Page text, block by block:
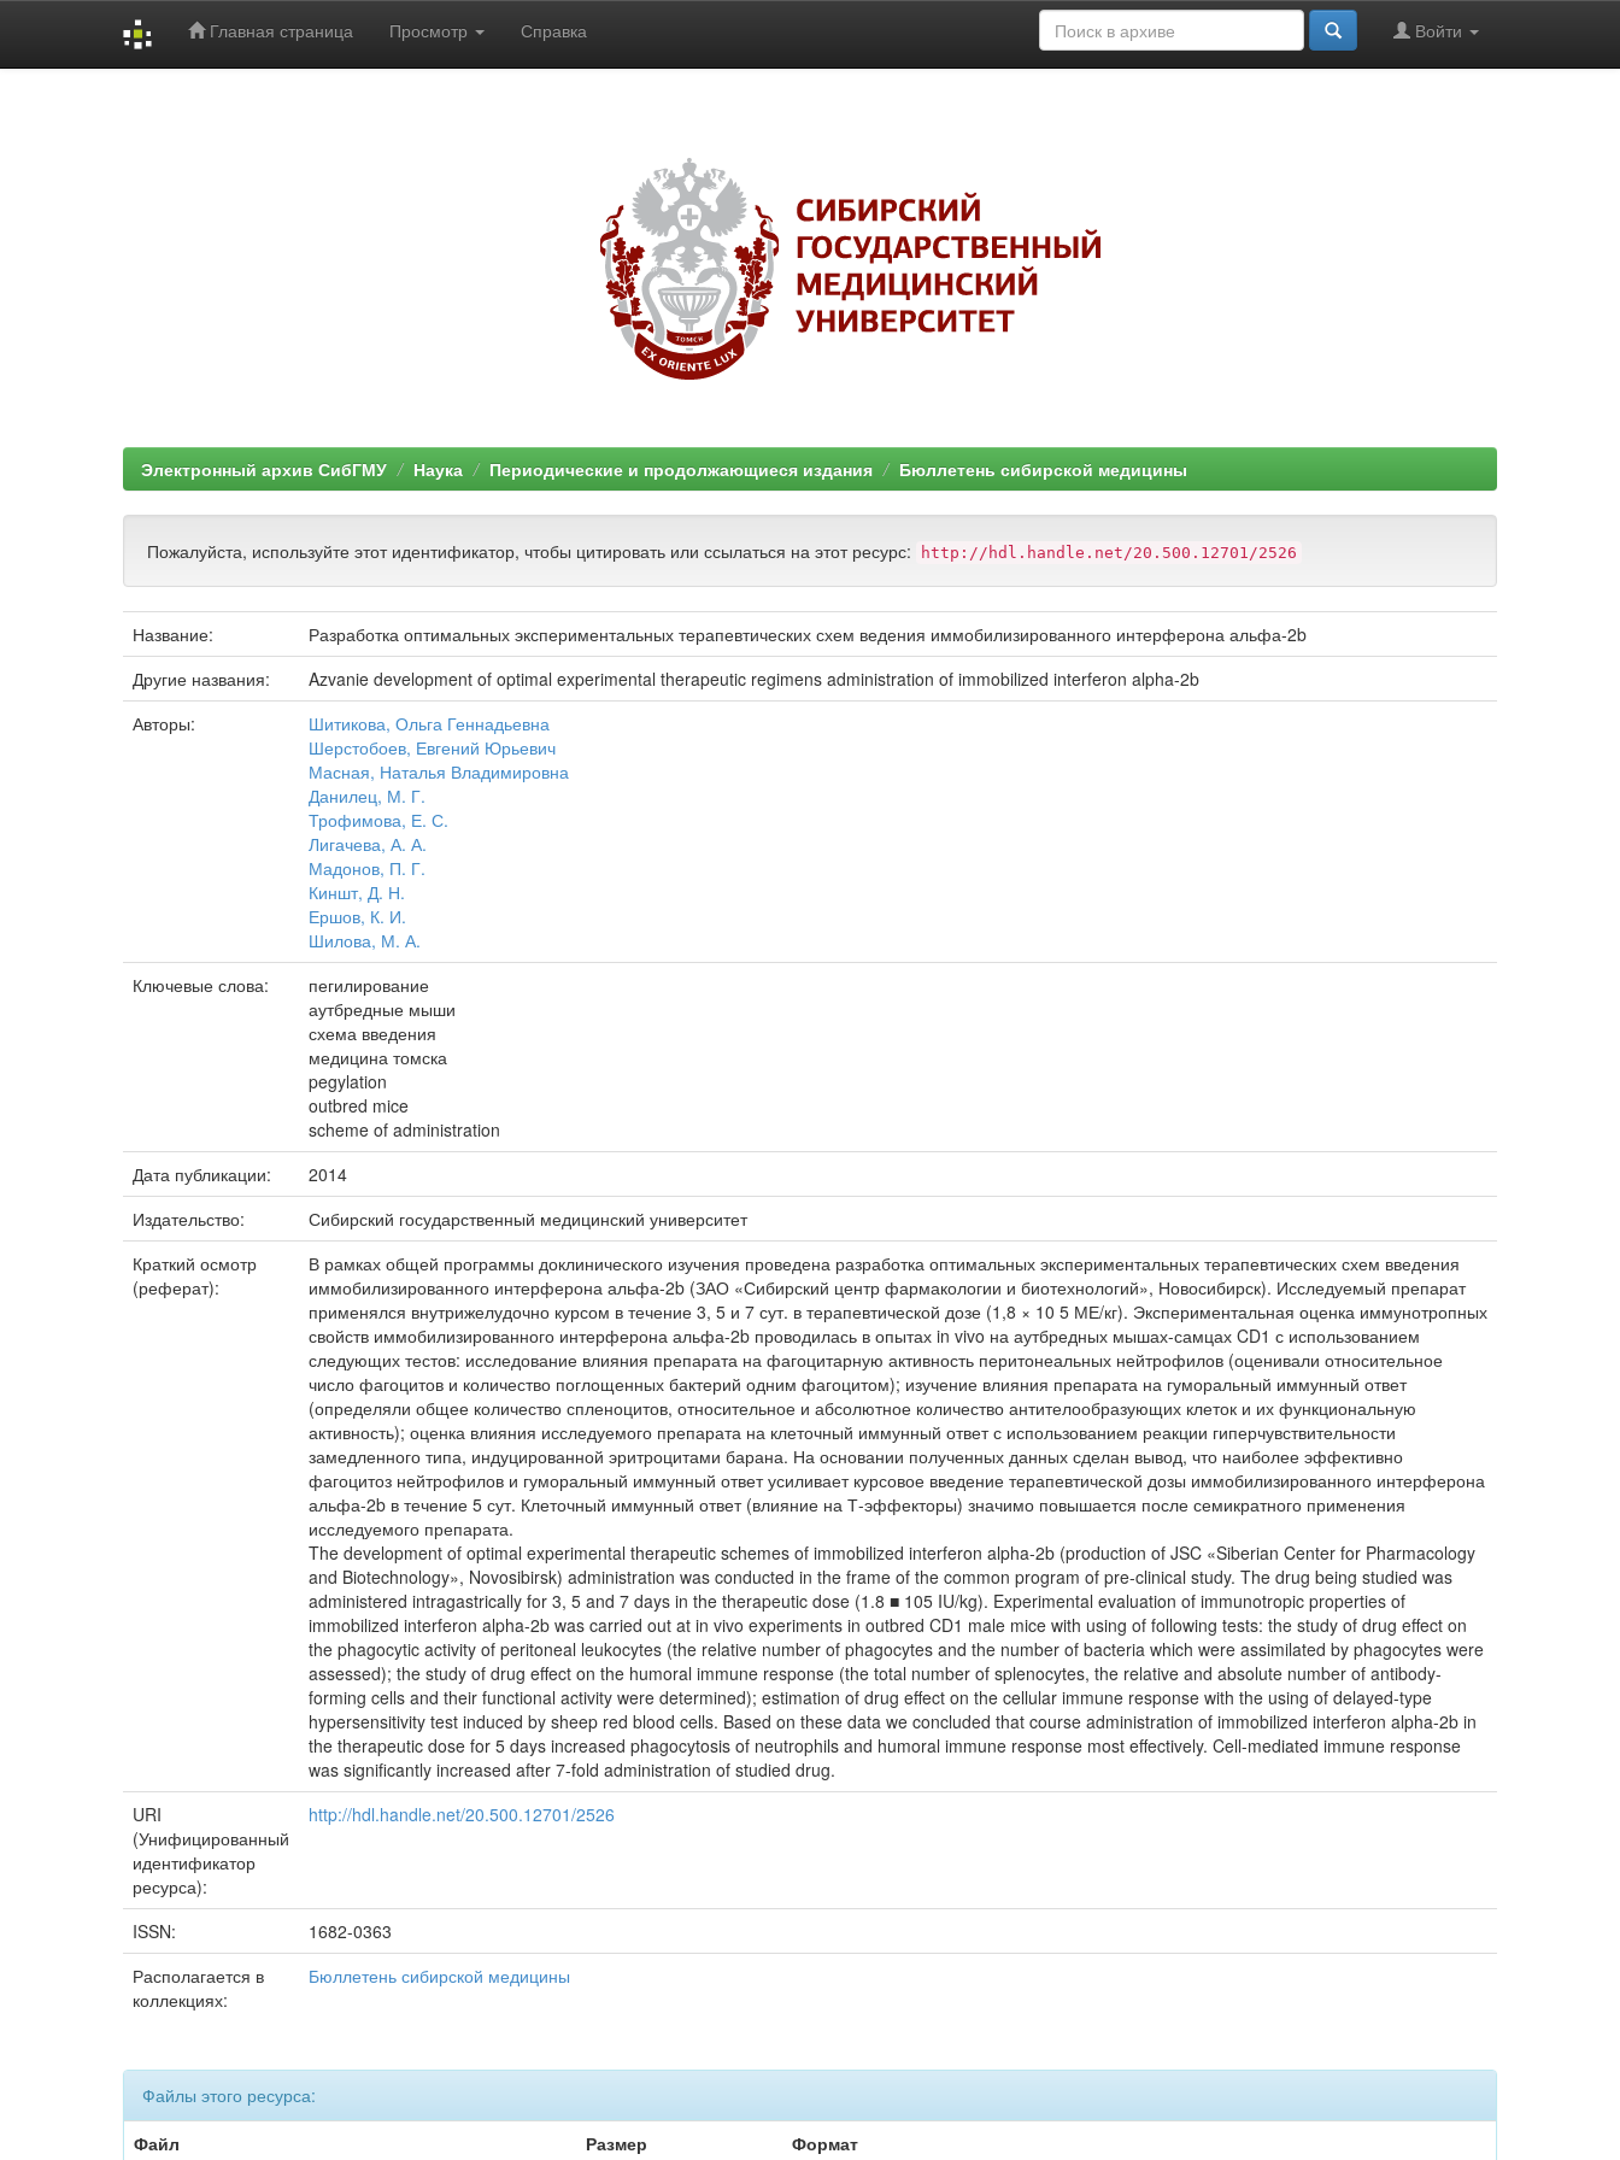
Главная страница Просмотр Справка Войти
Электронный архив СибГМУ Наука Периодические и продолжающиеся издания Бюллетень сибирской медицины
Пожалуйста, используйте этот идентификатор, чтобы цитировать или ссылаться на этот ресурс: http://hdl.handle.net/20.500.12701/2526
Название:
Разработка оптимальных экспериментальных терапевтических схем ведения иммобилизированного интерферона альфа-2b
Другие названия:
Azvanie development of optimal experimental therapeutic regimens administration of immobilized interferon alpha-2b
Авторы:
Шитикова, Ольга Геннадьевна
Шерстобоев, Евгений Юрьевич
Масная, Наталья Владимировна
Данилец, М. Г.
Трофимова, Е. С.
Лигачева, А. А.
Мадонов, П. Г.
Киншт, Д. Н.
Ершов, К. И.
Шилова, М. А.
Ключевые слова:
пегилирование
аутбредные мыши
схема введения
медицина томска
pegylation
outbred mice
scheme of administration
Дата публикации:
2014
Издательство:
Сибирский государственный медицинский университет
Краткий осмотр
(реферат):
В рамках общей программы доклинического изучения проведена разработка оптимальных экспериментальных терапевтических схем введения
иммобилизированного интерферона альфа-2b (ЗАО «Сибирский центр фармакологии и биотехнологий», Новосибирск). Исследуемый препарат
применялся внутрижелудочно курсом в течение 3, 5 и 7 сут. в терапевтической дозе (1,8 × 10 5 МЕ/кг). Экспериментальная оценка иммунотропных
свойств иммобилизированного интерферона альфа-2b проводилась в опытах in vivo на аутбредных мышах-самцах CD1 с использованием
следующих тестов: исследование влияния препарата на фагоцитарную активность перитонеальных нейтрофилов (оценивали относительное
число фагоцитов и количество поглощенных бактерий одним фагоцитом); изучение влияния препарата на гуморальный иммунный ответ
(определяли общее количество спленоцитов, относительное и абсолютное количество антителообразующих клеток и их функциональную
активность); оценка влияния исследуемого препарата на клеточный иммунный ответ с использованием реакции гиперчувствительности
замедленного типа, индуцированной эритроцитами барана. На основании полученных данных сделан вывод, что наиболее эффективно
фагоцитоз нейтрофилов и гуморальный иммунный ответ усиливает курсовое введение терапевтической дозы иммобилизированного интерферона
альфа-2b в течение 5 сут. Клеточный иммунный ответ (влияние на Т-эффекторы) значимо повышается после семикратного применения
исследуемого препарата.
The development of optimal experimental therapeutic schemes of immobilized interferon alpha-2b (production of JSC «Siberian Center for Pharmacology
and Biotechnology», Novosibirsk) administration was conducted in the frame of the common program of pre-clinical study. The drug being studied was
administered intragastrically for 3, 5 and 7 days in the therapeutic dose (1.8 ■ 105 IU/kg). Experimental evaluation of immunotropic properties of
immobilized interferon alpha-2b was carried out at in vivo experiments in outbred CD1 male mice with using of following tests: the study of drug effect on
the phagocytic activity of peritoneal leukocytes (the relative number of phagocytes and the number of bacteria which were assimilated by phagocytes were
assessed); the study of drug effect on the humoral immune response (the total number of splenocytes, the relative and absolute number of antibody-
forming cells and their functional activity were determined); estimation of drug effect on the cellular immune response with the using of delayed-type
hypersensitivity test induced by sheep red blood cells. Based on these data we concluded that course administration of immobilized interferon alpha-2b in
the therapeutic dose for 5 days increased phagocytosis of neutrophils and humoral immune response most effectively. Cell-mediated immune response
was significantly increased after 7-fold administration of studied drug.
URI
(Унифицированный
идентификатор
ресурса):
http://hdl.handle.net/20.500.12701/2526
ISSN:
1682-0363
Располагается в
коллекциях:
Бюллетень сибирской медицины
Файлы этого ресурса:
Файл
Размер Формат